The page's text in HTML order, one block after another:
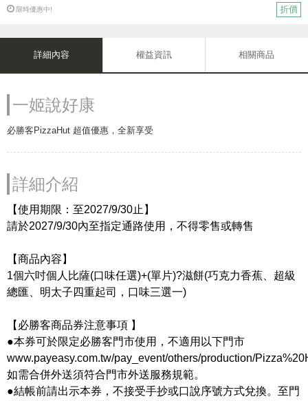
限時優惠中! 折價
詳細內容 權益資訊 相關商品
一姬說好康
必勝客PizzaHut 超值優惠，全新享受
詳細介紹
【使用期限：至2027/9/30止】
請於2027/9/30內至指定通路使用，不得零售或轉售
【商品內容】
1個六吋個人比薩(口味任選)+(單片)?滋餅(巧克力香蕉、超級
總匯、明太子四重起司，口味三選一)
【必勝客商品券注意事項 】
●本券可於限定必勝客門市使用，不適用以下門市
www.payeasy.com.tw/pay_event/others/production/
如需合併外送須符合門市外送服務規範。
●結帳前請出示本券，不接受手抄或口說序號方式兌換。至門